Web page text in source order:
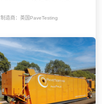
制造商： 英国PaveTesting